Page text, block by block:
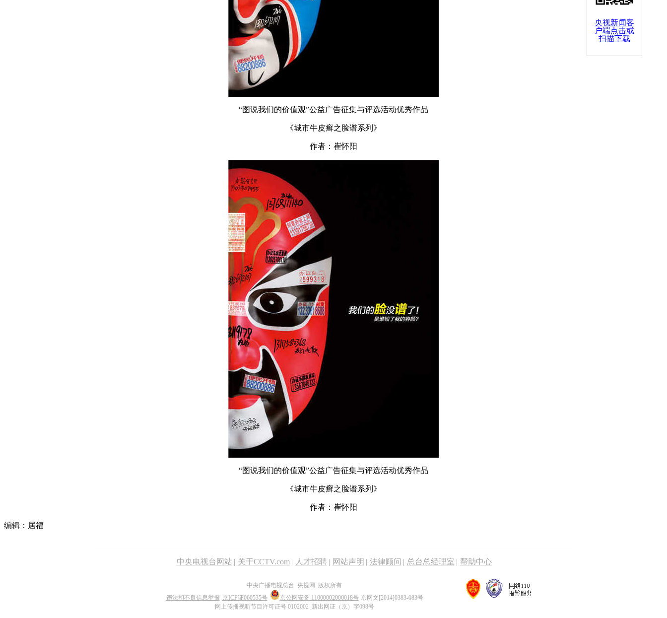
央视新闻客
户端点击或
扫描下载
“图说我们的价值观”公益广告征集与评选活动优秀作品
《城市牛皮癣之脸谱系列》
作者：崔怀阳
“图说我们的价值观”公益广告征集与评选活动优秀作品
《城市牛皮癣之脸谱系列》
作者：崔怀阳
编辑：居福
中央电视台网站 | 关于CCTV.com | 人才招聘 | 网站声明 | 法律顾问 | 总台总经理室 | 帮助中心
中央广播电视总台 央视网 版权所有
违法和不良信息举报 京ICP证060535号 京公网安备 11000002000018号 京网文[2014]0383-083号
网上传播视听节目许可证号 0102002 新出网证（京）字098号